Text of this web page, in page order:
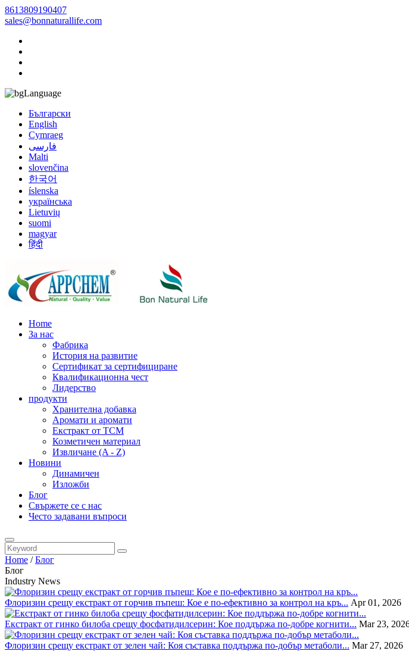
8613809190407
sales@bonnaturallife.com
Language
Български
English
Cymraeg
فارسی
Malti
slovenčina
한국어
íslenska
українська
Lietuvių
suomi
magyar
हिंदी
Home
За нас
Фабрика
История на развитие
Сертификат за сертифициране
Квалификационна чест
Лидерство
продукти
Хранителна добавка
Аромати и аромати
Екстракт от TCM
Козметичен материал
Извличане (A - Z)
Новини
Динамичен
Изложби
Блог
Свържете се с нас
Често задавани въпроси
Home /Блог
Блог
Industry News
Флоризин срещу екстракт от горчив пъпеш: Кое е по-ефективно за контрол на кръ... Apr 01, 2026
Екстракт от гинко билоба срещу фосфатидилсерин: Кое поддържа по-добре когнити... Mar 23,
Флоризин срещу екстракт от зелен чай: Коя съставка поддържа по-добър метаболи... Mar 27, 2026